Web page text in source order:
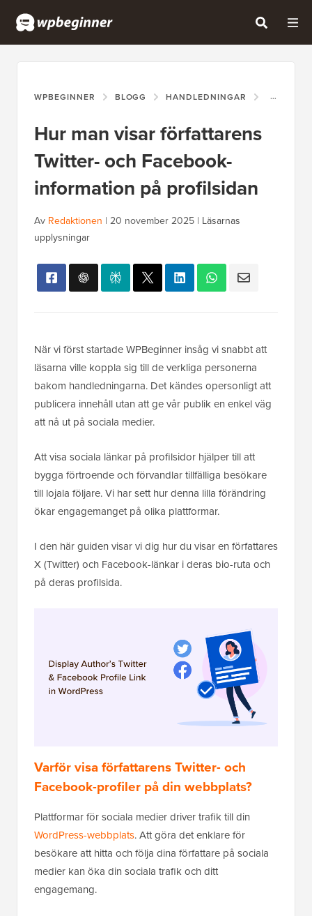
WPBEGINNER BLOGG HANDLEDNINGAR HUR
Hur man visar författarens
Twitter- och Facebook-
information på profilsidan
Av Redaktionen | 20 november 2025 | Läsarnas
upplysningar
När vi först startade WPBeginner insåg vi snabbt att
läsarna ville koppla sig till de verkliga personerna
bakom handledningarna. Det kändes opersonligt att
publicera innehåll utan att ge vår publik en enkel väg
att nå ut på sociala medier.
Att visa sociala länkar på profilsidor hjälper till att
bygga förtroende och förvandlar tillfälliga besökare
till lojala följare. Vi har sett hur denna lilla förändring
ökar engagemanget på olika plattformar.
I den här guiden visar vi dig hur du visar en författares
X (Twitter) och Facebook-länkar i deras bio-ruta och
på deras profilsida.
Varför visa författarens Twitter- och
Facebook-profiler på din webbplats?
Plattformar för sociala medier driver trafik till din
WordPress-webbplats. Att göra det enklare för
besökare att hitta och följa dina författare på sociala
medier kan öka din sociala trafik och ditt
engagemang.